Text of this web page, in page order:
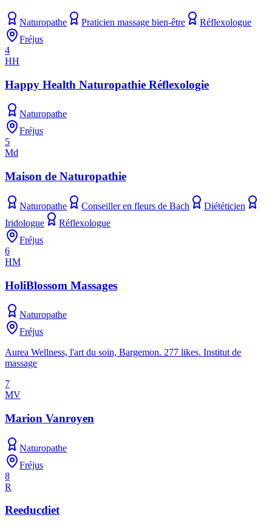
Naturopathe Praticien massage bien-être
Réflexologue
Fréjus
4
HH
Happy Health Naturopathie Réflexologie
Naturopathe
Fréjus
5
Md
Maison de Naturopathie
Naturopathe Conseiller en fleurs de Bach
Diététicien
Iridologue
Réflexologue
Fréjus
6
HM
HoliBlossom Massages
Naturopathe
Fréjus
Aurea Wellness, l'art du soin, Bargemon. 277 likes. Institut de
massage
7
MV
Marion Vanroyen
Naturopathe
Fréjus
8
R
Reeducdiet